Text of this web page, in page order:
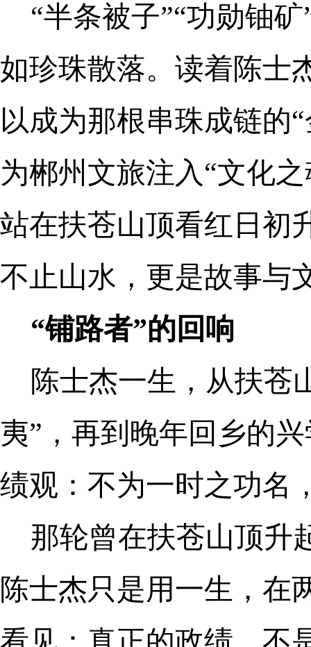
“半条被子”“功勋铀
如珍珠散落。读着陈士
以成为那根串珠成链
为郴州文旅注入“文化
站在扶苍山顶看红日初
不止山水，更是故事与
“铺路者”的回响
陈士杰一生，从扶苍
夷”，再到晚年回乡的
绩观：不为一时之功名
那轮曾在扶苍山顶升
陈士杰只是用一生，在